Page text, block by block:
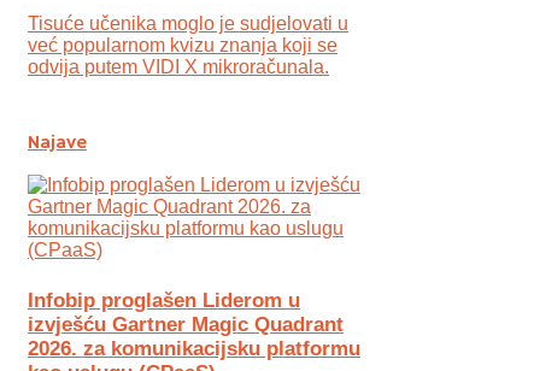
Tisuće učenika moglo je sudjelovati u
već popularnom kvizu znanja koji se
odvija putem VIDI X mikroračunala.
Najave
Infobip proglašen Liderom u
izvješću Gartner Magic Quadrant
2026. za komunikacijsku platformu